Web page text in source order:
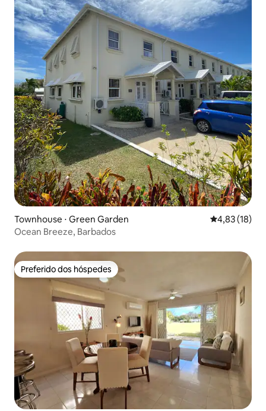
Townhouse ⋅ Green Garden 4,83 de uma
4,83 (18)
Ocean Breeze, Barbados
Preferido dos hóspedes
Preferido dos hóspedes